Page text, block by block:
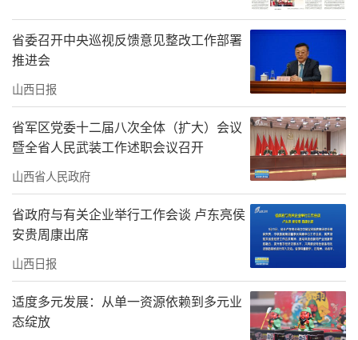
省委召开中央巡视反馈意见整改工作部署
推进会
山西日报
省军区党委十二届八次全体（扩大）会议
暨全省人民武装工作述职会议召开
山西省人民政府
省政府与有关企业举行工作会谈 卢东亮侯
安贵周康出席
山西日报
适度多元发展：从单一资源依赖到多元业
态绽放